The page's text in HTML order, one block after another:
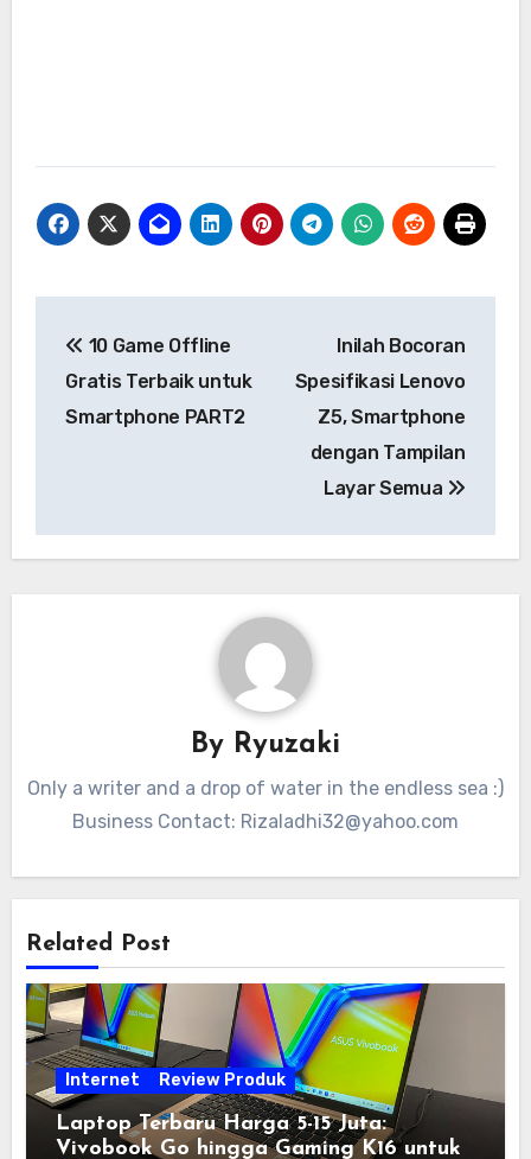
pos
10 Game Offline
Gratis Terbaik untuk
Smartphone PART2
Inilah Bocoran
Spesifikasi Lenovo
Z5, Smartphone
dengan Tampilan
Layar Semua
By Ryuzaki
Only a writer and a drop of water in the endless sea :)
Business Contact: Rizaladhi32@yahoo.com
Related Post
Internet Review Produk
Laptop Terbaru Harga 5-15 Juta:
Vivobook Go hingga Gaming K16 untuk